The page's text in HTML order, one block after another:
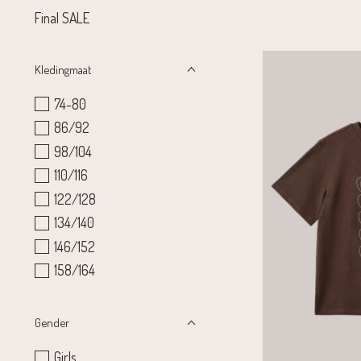
Final SALE
Kledingmaat
74-80
86/92
98/104
110/116
122/128
134/140
146/152
158/164
Gender
Girls